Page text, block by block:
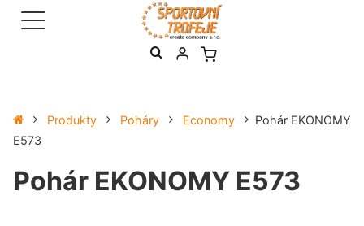
Produkty Poháry Economy
Pohár EKONOMY
E573
Pohár EKONOMY E573